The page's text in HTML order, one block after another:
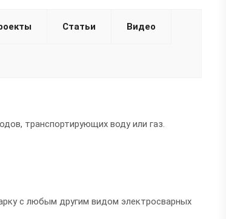
Статьи Видео
транспортирующих воду или газ.
с любым другим видом электросварных